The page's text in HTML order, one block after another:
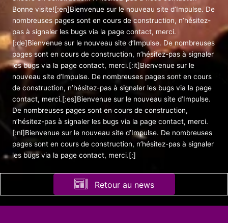
Bonne visite![:en]Bienvenue sur le nouveau site d’Impulse. De
nombreuses pages sont en cours de construction, n’hésitez-
pas à signaler les bugs via la page contact, merci.
[:de]Bienvenue sur le nouveau site d’Impulse. De nombreuses
pages sont en cours de construction, n’hésitez-pas à signaler
les bugs via la page contact, merci.[:it]Bienvenue sur le
nouveau site d’Impulse. De nombreuses pages sont en cours
de construction, n’hésitez-pas à signaler les bugs via la page
contact, merci.[:es]Bienvenue sur le nouveau site d’Impulse.
De nombreuses pages sont en cours de construction,
n’hésitez-pas à signaler les bugs via la page contact, merci.
[:nl]Bienvenue sur le nouveau site d’Impulse. De nombreuses
pages sont en cours de construction, n’hésitez-pas à signaler
les bugs via la page contact, merci.[:]
Retour au news